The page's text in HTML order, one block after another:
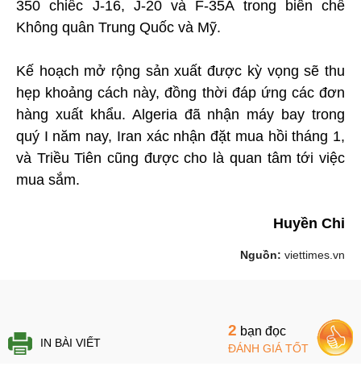
350 chiếc J-16, J-20 và F-35A trong biên chế
Không quân Trung Quốc và Mỹ.
Kế hoạch mở rộng sản xuất được kỳ vọng sẽ thu
hẹp khoảng cách này, đồng thời đáp ứng các đơn
hàng xuất khẩu. Algeria đã nhận máy bay trong
quý I năm nay, Iran xác nhận đặt mua hồi tháng 1,
và Triều Tiên cũng được cho là quan tâm tới việc
mua sắm.
Huyền Chi
Nguồn: viettimes.vn
IN BÀI VIẾT
2 bạn đọc
ĐÁNH GIÁ TỐT